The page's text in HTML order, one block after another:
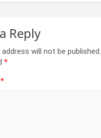
Reply
will not be published.
*
*